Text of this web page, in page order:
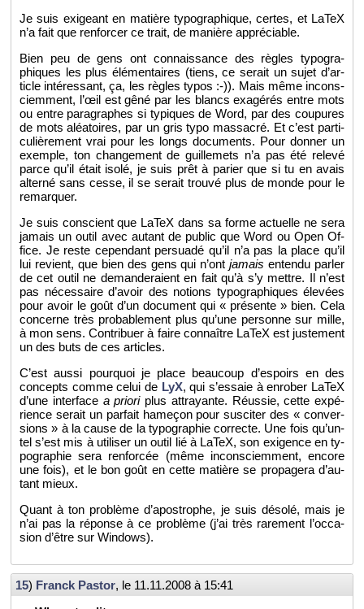
Je suis exi­geant en ma­tière ty­po­gra­phique, certes, et LaTeX
n’a fait que ren­for­cer ce trait, de ma­nière ap­pré­ciable.
Bien peu de gens ont connais­sance des règles ty­po­gra­
phiques les plus élé­men­taires (tiens, ce se­rait un sujet d’ar­
ticle in­té­res­sant, ça, les règles typos :-)). Mais même in­cons­
ciem­ment, l’œil est gêné par les blancs exa­gé­rés entre mots
ou entre pa­ra­graphes si ty­piques de Word, par des cou­pures
de mots aléa­toires, par un gris typo mas­sa­cré. Et c’est par­ti­
cu­liè­re­ment vrai pour les longs do­cu­ments. Pour don­ner un
exemple, ton chan­ge­ment de guille­mets n’a pas été re­levé
parce qu’il était isolé, je suis prêt à pa­rier que si tu en avais
al­terné sans cesse, il se se­rait trouvé plus de monde pour le
re­mar­quer.
Je suis conscient que LaTeX dans sa forme ac­tuelle ne sera
ja­mais un outil avec au­tant de pu­blic que Word ou Open Of­
fice. Je reste ce­pen­dant per­suadé qu’il n’a pas la place qu’il
lui re­vient, que bien des gens qui n’ontja­mais en­tendu par­ler
de cet outil ne de­man­de­raient en fait qu’à s’y mettre. Il n’est
pas né­ces­saire d’avoir des no­tions ty­po­gra­phiques éle­vées
pour avoir le goût d’un do­cu­ment qui « pré­sente » bien. Cela
concerne très pro­ba­ble­ment plus qu’une per­sonne sur mille,
à mon sens. Contri­buer à faire connaître LaTeX est jus­te­ment
un des buts de ces ar­ticles.
C’est aussi pour­quoi je place beau­coup d’es­poirs en des
concepts comme celui de LyX, qui s’es­saie à en­ro­ber LaTeX
d’une in­ter­face a prioriplus at­trayante. Réus­sie, cette ex­pé­
rience se­rait un par­fait ha­me­çon pour sus­ci­ter des « conver­
sions » à la cause de la ty­po­gra­phie cor­recte. Une fois qu’un­
tel s’est mis à uti­li­ser un outil lié à LaTeX, son exi­gence en ty­
po­gra­phie sera ren­for­cée (même in­cons­ciem­ment, en­core
une fois), et le bon goût en cette ma­tière se pro­pa­gera d’au­
tant mieux.
Quant à ton pro­blème d’apos­trophe, je suis dé­solé, mais je
n’ai pas la ré­ponse à ce pro­blème (j’ai très ra­re­ment l’oc­ca­
sion d’être sur Win­dows).
15) Franck Pas­tor, le 11.11.2008 à 15:41